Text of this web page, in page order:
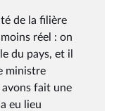
de la filière
réel : on
du pays, et il
ministre
avons fait une
eu lieu